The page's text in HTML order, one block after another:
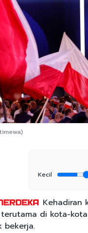
Kecil
Kehadiran
di kota-
bekerja.